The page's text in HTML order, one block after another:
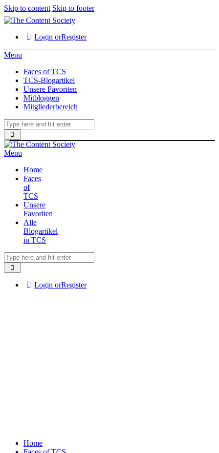
Skip to content Skip to footer
Login orRegister
Menu
Faces of TCS
TCS-Blogartikel
Unsere Favoriten
Mitbloggen
Mitgliederbereich
Menu
Home
Faces
of
TCS
Unsere
Favoriten
Alle
Blogartikel
in TCS
Login orRegister
Home